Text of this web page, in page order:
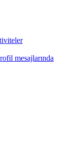
mesajlarında